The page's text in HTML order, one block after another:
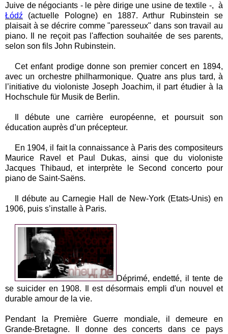
Juive de négociants - le père dirige une usine de textile -, à
Łódź (actuelle Pologne) en 1887. Arthur Rubinstein se
plaisait à se décrire comme "paresseux" dans son travail au
piano. Il ne reçoit pas l'affection souhaitée de ses parents,
selon son fils John Rubinstein.
Cet enfant prodige donne son premier concert en 1894,
avec un orchestre philharmonique. Quatre ans plus tard, à
l’initiative du violoniste Joseph Joachim, il part étudier à la
Hochschule für Musik de Berlin.
Il débute une carrière européenne, et poursuit son
éducation auprès d’un précepteur.
En 1904, il fait la connaissance à Paris des compositeurs
Maurice Ravel et Paul Dukas, ainsi que du violoniste
Jacques Thibaud, et interprète le Second concerto pour
piano de Saint-Saëns.
Il débute au Carnegie Hall de New-York (Etats-Unis) en
1906, puis s’installe à Paris.
Déprimé, endetté, il tente de
se suicider en 1908. Il est désormais empli d'un nouvel et
durable amour de la vie.
Pendant la Première Guerre mondiale, il demeure en
Grande-Bretagne. Il donne des concerts dans ce pays